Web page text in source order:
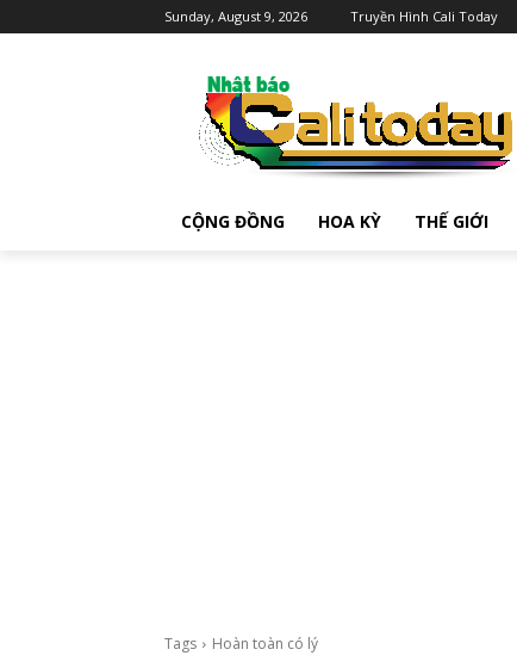
Sunday, August 9, 2026 Truyền Hình Cali Today
CỘNG ĐỒNG HOA KỲ THẾ GIỚI
Tags Hoàn toàn có lý